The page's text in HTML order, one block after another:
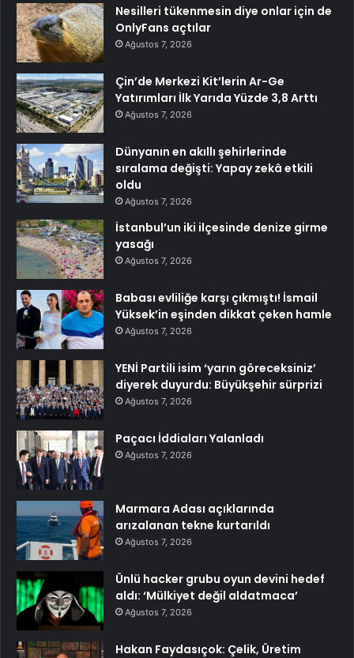
Nesilleri tükenmesin diye onlar için de
OnlyFans açtılar
Ağustos 7, 2026
Çin’de Merkezi Kit’lerin Ar-Ge
Yatırımları İlk Yarıda Yüzde 3,8 Arttı
Ağustos 7, 2026
Dünyanın en akıllı şehirlerinde
sıralama değişti: Yapay zekâ etkili
oldu
Ağustos 7, 2026
İstanbul’un iki ilçesinde denize girme
yasağı
Ağustos 7, 2026
Babası evliliğe karşı çıkmıştı! İsmail
Yüksek’in eşinden dikkat çeken hamle
Ağustos 7, 2026
YENİ Partili isim ‘yarın göreceksiniz’
diyerek duyurdu: Büyükşehir sürprizi
Ağustos 7, 2026
Paçacı İddiaları Yalanladı
Ağustos 7, 2026
Marmara Adası açıklarında
arızalanan tekne kurtarıldı
Ağustos 7, 2026
Ünlü hacker grubu oyun devini hedef
aldı: ‘Mülkiyet değil aldatmaca’
Ağustos 7, 2026
Hakan Faydasıçok: Çelik, Üretim